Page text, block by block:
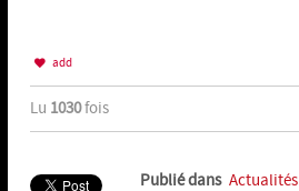
add
Lu 1030fois
Publié dans Actualités